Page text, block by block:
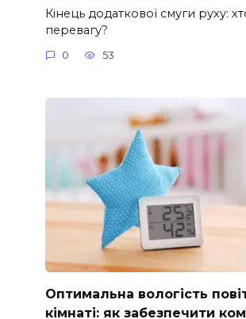
Кінець додаткової смуги руху:
перевагу?
0 53
Оптимальна вологість
кімнаті: як забезпечити